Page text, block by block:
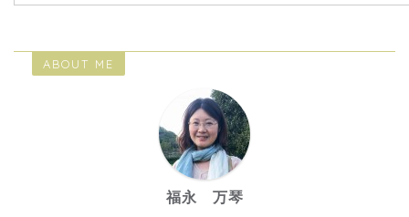
ABOUT ME
福永 万琴